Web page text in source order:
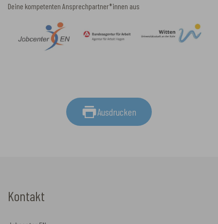
Deine kompetenten Ansprechpartner*innen aus
Ausdrucken
Kontakt